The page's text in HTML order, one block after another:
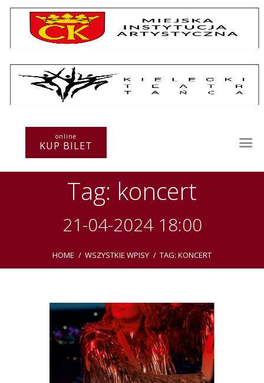
online
KUP BILET
Tag: koncert
21-04-2024 18:00
HOME WSZYSTKIE WPISY TAG: KONCERT
Repertuar
Warsztaty
Kurs instruktorski
Sprawozdania